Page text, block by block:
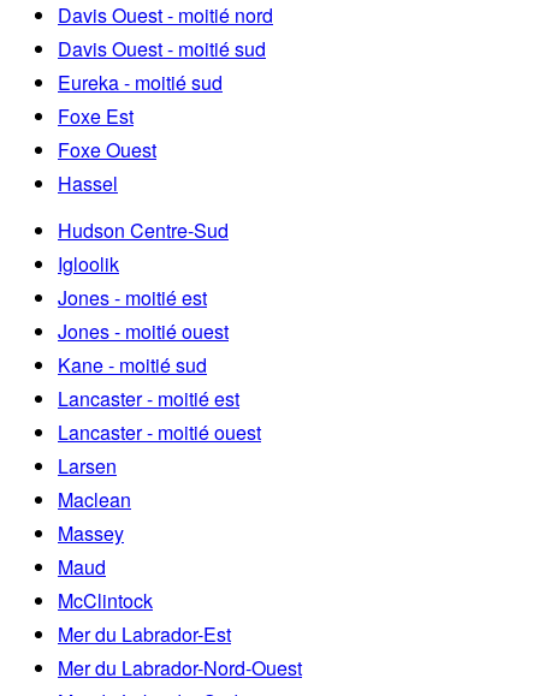
Davis Ouest - moitié nord
Davis Ouest - moitié sud
Eureka - moitié sud
Foxe Est
Foxe Ouest
Hassel
Hudson Centre-Sud
Igloolik
Jones - moitié est
Jones - moitié ouest
Kane - moitié sud
Lancaster - moitié est
Lancaster - moitié ouest
Larsen
Maclean
Massey
Maud
McClintock
Mer du Labrador-Est
Mer du Labrador-Nord-Ouest